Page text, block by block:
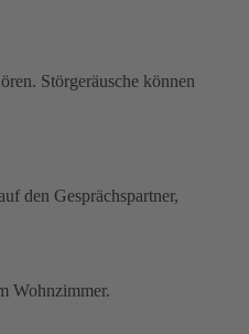
Störgeräusche können
den Gesprächspartner,
Wohnzimmer.